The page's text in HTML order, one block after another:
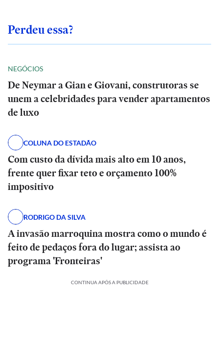
Perdeu essa?
NEGÓCIOS
De Neymar a Gian e Giovani, construtoras se
unem a celebridades para vender apartamentos
de luxo
COLUNA DO ESTADÃO
Com custo da dívida mais alto em 10 anos,
frente quer fixar teto e orçamento 100%
impositivo
RODRIGO DA SILVA
A invasão marroquina mostra como o mundo é
feito de pedaços fora do lugar; assista ao
programa 'Fronteiras'
CONTINUA APÓS A PUBLICIDADE